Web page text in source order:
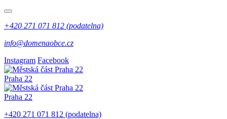
+420 271 071 812 (podatelna)
info@domenaobce.cz
Instagram Facebook
Praha 22
Praha 22
+420 271 071 812 (podatelna)